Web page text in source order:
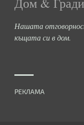
Нашата
къщата си в дом.
РЕКЛАМА